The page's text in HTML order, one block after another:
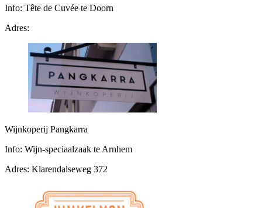
Info: Tête de Cuvée te Doorn
Adres:
Wijnkoperij Pangkarra
Info: Wijn-speciaalzaak te Arnhem
Adres: Klarendalseweg 372